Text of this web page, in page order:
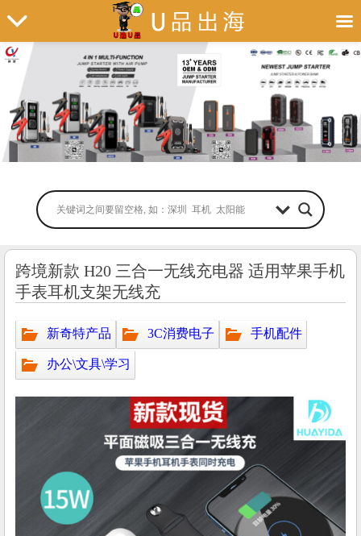
跨境新款 H20 三合一无线充电器 适用苹果手机
手表耳机支架无线充
新奇特产品 3C消费电子 手机配件
办公\文具\学习